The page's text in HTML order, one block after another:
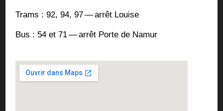
Trams : 92, 94, 97 — arrêt Louise
Bus : 54 et 71 — arrêt Porte de Namur